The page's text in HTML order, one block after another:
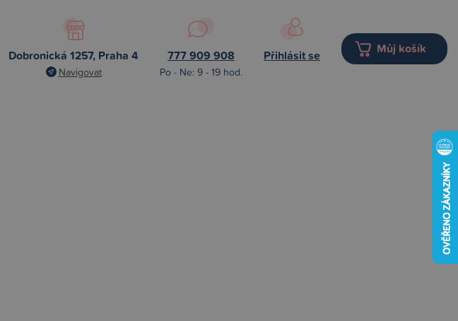
Dobronická 1257, Praha 4
Navigovat
777 909 908
Po - Ne: 9 - 19 hod.
Přihlásit se Můj košík